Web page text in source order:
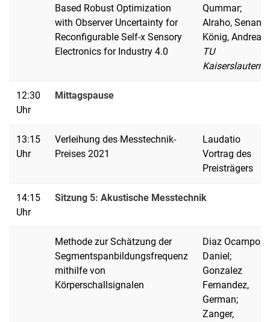
Based Robust Optimization
with Observer Uncertainty for
Reconfigurable Self-x Sensory
Electronics for Industry 4.0
Qummar;
Alraho, Senan;
König, Andreas;
TU
Kaiserslautern
12:30
Uhr
Mittagspause
13:15
Uhr
Verleihung des Messtechnik-
Preises 2021
Laudatio
Vortrag des
Preisträgers
14:15
Uhr
Sitzung 5: Akustische Messtechnik
Methode zur Schätzung der
Segmentspanbildungsfrequenz
mithilfe von
Körperschallsignalen
Diaz Ocampo,
Daniel;
Gonzalez
Fernandez,
German;
Zanger,